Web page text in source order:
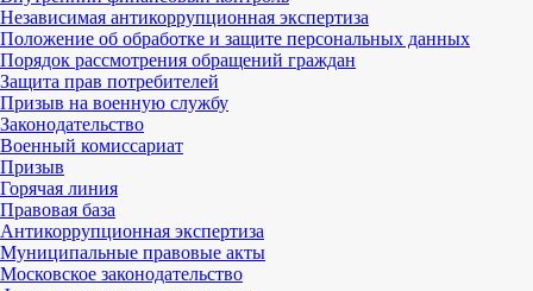
Независимая антикоррупционная экспертиза
Положение об обработке и защите персональных данных
Порядок рассмотрения обращений граждан
Защита прав потребителей
Призыв на военную службу
Законодательство
Военный комиссариат
Призыв
Горячая линия
Правовая база
Антикоррупционная экспертиза
Муниципальные правовые акты
Московское законодательство